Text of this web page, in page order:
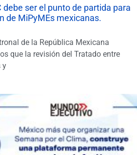
debe ser el punto de partida para
de MiPyMEs mexicanas.
de la República Mexicana
que la revisión del Tratado entre
y